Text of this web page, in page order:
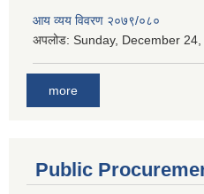
आय व्यय विवरण २०७९/०८०
अपलोड: Sunday, December
more
Public